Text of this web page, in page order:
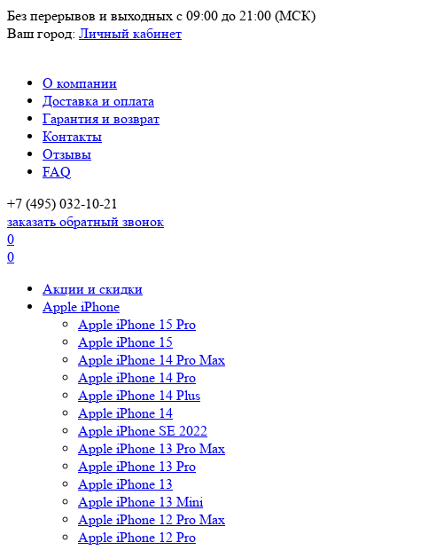
Без перерывов и выходных с 09:00 до 21:00 (МСК)
Ваш город: Личный кабинет
О компании
Доставка и оплата
Гарантия и возврат
Контакты
Отзывы
FAQ
+7 (495) 032-10-21
заказать обратный звонок
0
0
Акции и скидки
Apple iPhone
Apple iPhone 15 Pro
Apple iPhone 15
Apple iPhone 14 Pro Max
Apple iPhone 14 Pro
Apple iPhone 14 Plus
Apple iPhone 14
Apple iPhone SE 2022
Apple iPhone 13 Pro Max
Apple iPhone 13 Pro
Apple iPhone 13
Apple iPhone 13 Mini
Apple iPhone 12 Pro Max
Apple iPhone 12 Pro